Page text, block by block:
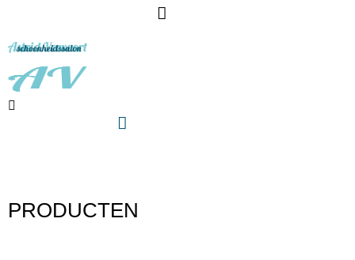
PRODUCTEN